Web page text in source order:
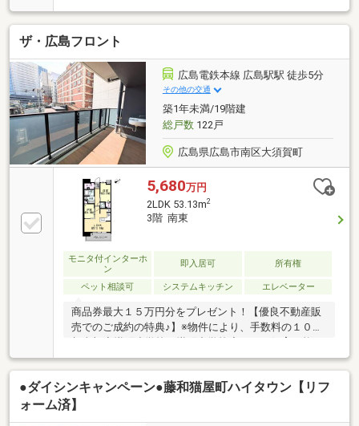
気温水器◆広島バス「幟町」バス停 徒歩２分（約１
２０ｍ） ～周辺環境～■広島市立幟町小学校 徒歩３
分（約１７０ｍ）■広島市立幟町中学校 徒歩５分
（約３９０ｍ）■セブンイレブン広島幟町東店 徒歩
１分（約５０ｍ）■ウォンツ幟町店 徒歩２分（約１
２０ｍ）■ローソン広島橋本町店 徒歩３分（約２１
０ｍ）■ユアーズ幟町店 徒歩４分（約２８０ｍ）
ザ・広島フロント
広島電鉄本線 広島駅駅 徒歩5分
その他の交通
築1年未満/19階建
総戸数122戸
広島県広島市南区大須賀町
5,680万円
2LDK 53.13m2
3階 南東
モニタ付インターホ
ン
即入居可 所有権
ペット相談可 システムキッチン エレベーター
商品券最大１５万円分をプレゼント！【優良不動産販
売でのご成約の特典♪】※物件により、手数料の１０％
相当額◆幟町小学校・幟町中学校◆ペット飼育可能♪
南東向きで陽当たり良好◆オートロック・宅配ボック
ス・防犯カメラ完備◆ゴミ出し24時間可能
◆◇◇◆◇◇◆【疑問や不安ゼロ】あなたに寄り添
った、物件探しを始めましょう！◎自由にネット検索
●ダイシンキャンペーン●藤和猫屋町ハイタウン【リフ
ォーム済】